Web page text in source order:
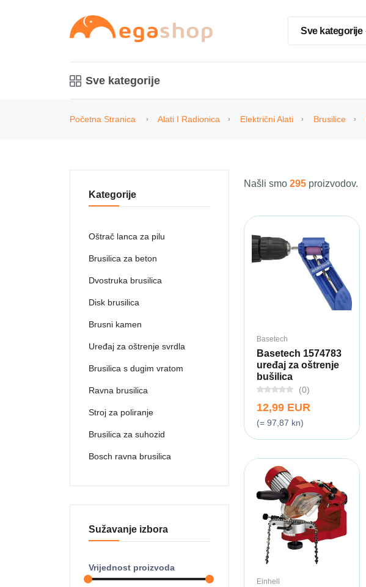
Sve kategorije
Sve kategorije
Početna Stranica Alati I Radionica Električni Alati Brusilice
Našli smo 295 proizvodov.
Basetech
Basetech 1574783
uređaj za oštrenje
bušilica
(0)
12,99 EUR
(= 97,87 kn)
Einhell
Kategorije
Oštrač lanca za pilu
Brusilica za beton
Dvostruka brusilica
Disk brusilica
Brusni kamen
Uređaj za oštrenje svrdla
Brusilica s dugim vratom
Ravna brusilica
Stroj za poliranje
Brusilica za suhozid
Bosch ravna brusilica
Sužavanje izbora
Vrijednost proizvoda